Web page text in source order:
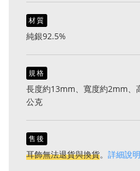
材質
純銀92.5%
規格
長度約13mm、寬度約2mm、
公克
售後
耳飾無法退貨與換貨。 詳細說明